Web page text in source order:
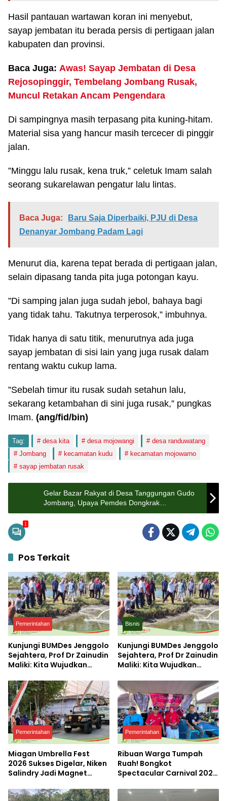
Hasil pantauan wartawan koran ini menyebut,
sayap jembatan itu berada persis di pertigaan jalan
kabupaten dan provinsi.
Baca Juga: Awas! Sayap Jembatan di Desa
Rejosopinggir, Tembelang Jombang Rusak,
Muncul Retakan Ancam Pengendara
Di sampingnya masih terpasang pita kuning-hitam.
Material sisa yang hancur masih tercecer di pinggir
jalan.
”Minggu lalu rusak, kena truk,” celetuk Imam salah
seorang sukarelawan pengatur lalu lintas.
Baca Juga:
Baru Saja Diperbaiki, PJU di Desa
Denanyar Jombang Padam Lagi
Menurut dia, karena tepat berada di pertigaan jalan,
selain dipasang tanda pita juga potongan kayu.
”Di samping jalan juga sudah jebol, bahaya bagi
yang tidak tahu. Takutnya terperosok,” imbuhnya.
Tidak hanya di satu titik, menurutnya ada juga
sayap jembatan di sisi lain yang juga rusak dalam
rentang waktu cukup lama.
”Sebelah timur itu rusak sudah setahun lalu,
sekarang ketambahan di sini juga rusak,” pungkas
Imam. (ang/fid/bin)
Tag: desa kita desa mojowangi
desa randuwatang
Jombang
kecamatan kudu
kecamatan mojowarno
sayap jembatan rusak
Gelar Bazar Rakyat di Desa Tanggungan Gudo
Jombang, Upaya Pemdes Dongkrak
Perekonomian Masyarakat
1
Pos Terkait
Pemerintahan
Kunjungi BUMDes Jenggolo
Sejahtera, Prof Dr Zainudin
Maliki: Kita Wujudkan
dengan Potensi Desa
Bisnis
Kunjungi BUMDes Jenggolo
Sejahtera, Prof Dr Zainudin
Maliki: Kita Wujudkan
dengan Potensi Desa
Pemerintahan
Miagan Umbrella Fest
2026 Sukses Digelar, Niken
Salindry Jadi Magnet
Pemerintahan
Ribuan Warga Tumpah
Ruah! Bongkot
Spectacular Carnival 2026
Terbesar di Peterongan